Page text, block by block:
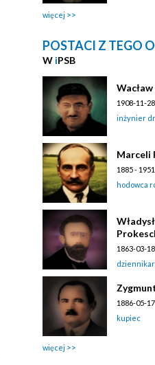
więcej
POSTACI Z TEGO
W iPSB
1908-11-
inżynier
Marceli
1885 -
hodowca
1863-03-
1886-05-
kupiec
więcej